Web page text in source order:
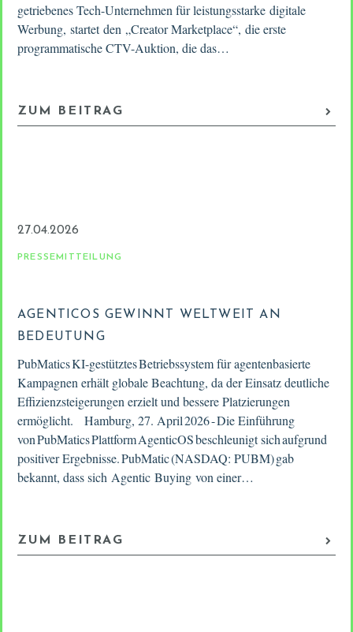
getriebenes Tech-Unternehmen für leistungsstarke digitale
Werbung, startet den „Creator Marketplace“, die erste
programmatische CTV-Auktion, die das…
ZUM BEITRAG
27.04.2026
PRESSEMITTEILUNG
AGENTICOS GEWINNT WELTWEIT AN
BEDEUTUNG
PubMatics KI-gestütztes Betriebssystem für agentenbasierte
Kampagnen erhält globale Beachtung, da der Einsatz deutliche
Effizienzsteigerungen erzielt und bessere Platzierungen
ermöglicht. Hamburg, 27. April 2026 - Die Einführung
von PubMatics Plattform AgenticOS beschleunigt sich aufgrund
positiver Ergebnisse. PubMatic (NASDAQ: PUBM) gab
bekannt, dass sich Agentic Buying von einer…
ZUM BEITRAG